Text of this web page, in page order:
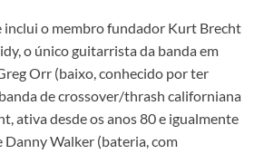
inclui o membro fundador Kurt Brecht
o único guitarrista da banda em
Orr (baixo, conhecido por ter
de crossover/thrash californiana
ativa desde os anos 80 e igualmente
Danny Walker (bateria, com